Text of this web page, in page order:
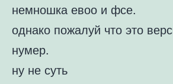
немношка евоо и фсе.
однако пожалуй что это
нумер.
ну не суть